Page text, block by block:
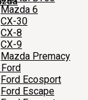
Mazda 6
CX-30
CX-8
CX-9
Mazda Premacy
Ford Ecosport
Ford Escape